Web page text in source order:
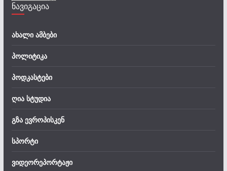
ნავიგაცია
ახალი ამბები
პოლიტიკა
პოდკასტები
ღია სტუდია
გზა ევროპისკენ
სპორტი
ვიდეორეპორტაჟი